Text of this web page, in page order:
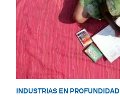
INDUSTRIAS EN PROFUNDIDAD